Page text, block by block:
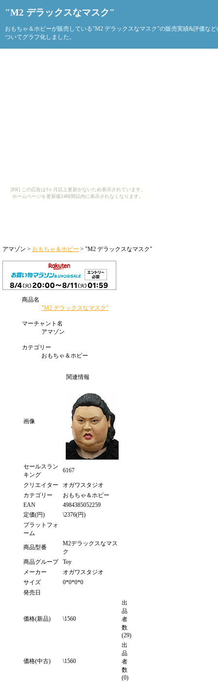
[PR] この広告は3ヶ月以上更新がないため表示されています。
ホームページを更新後24時間以内に表示されなくなります。
"M2 デラックスなマスク"
おもちゃ＆ホビーが販売している"M2 デラックスなマスク"の販売実績&評価など
ついてグラフ化しました。
アマゾン > おもちゃ＆ホビー > "M2 デラックスなマスク"
商品名
"M2 デラックスなマスク"
マーチャント名
アマゾン
カテゴリー
おもちゃ＆ホビー
関連情報
画像
セールスラン
キング
6167
クリエイター
オガワスタジオ
カテゴリー
おもちゃ＆ホビー
EAN
4984385052259
定価(円)
\2376(円)
プラットフォ
ーム
商品型番
M2デラックスなマス
ク
商品グループ
Toy
メーカー
オガワスタジオ
サイズ
0*0*0*0
発売日
価格(新品) \1560
出
品
者
数
(29)
価格(中古) \1560
出
品
者
数
(0)